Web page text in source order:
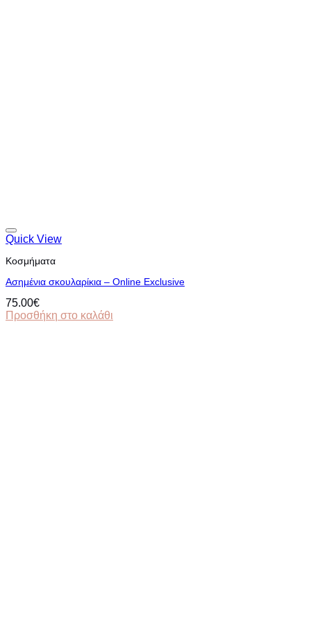
Quick View
Κοσμήματα
Ασημένια σκουλαρίκια – Online Exclusive
75.00€
Προσθήκη στο καλάθι